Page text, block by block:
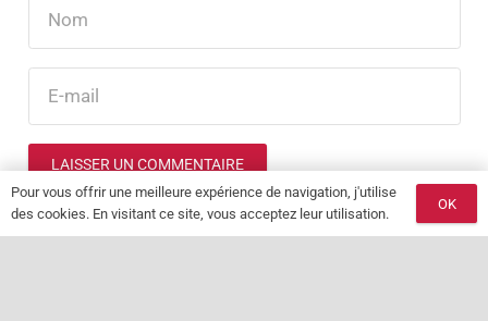
LAISSER UN COMMENTAIRE
Pour vous offrir une meilleure expérience de navigation, j'utilise
des cookies. En visitant ce site, vous acceptez leur utilisation.
OK